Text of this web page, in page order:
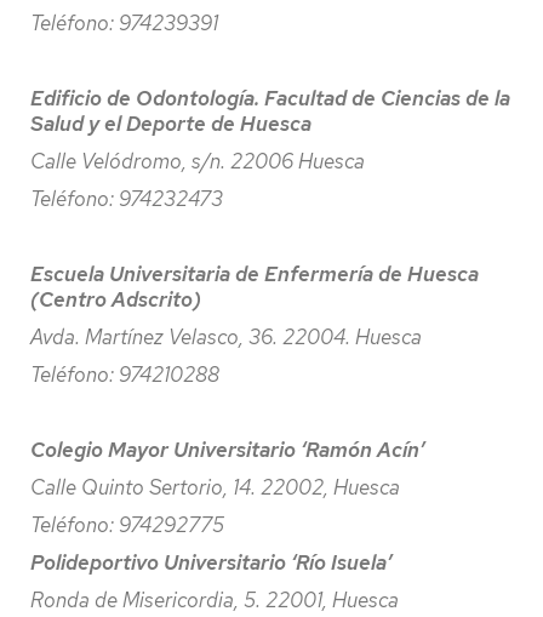
Teléfono: 974239391
Edificio de Odontología. Facultad de Ciencias de la
Salud y el Deporte de Huesca
Calle Velódromo, s/n. 22006 Huesca
Teléfono: 974232473
Escuela Universitaria de Enfermería de Huesca
(Centro Adscrito)
Avda. Martínez Velasco, 36. 22004. Huesca
Teléfono: 974210288
Colegio Mayor Universitario ‘Ramón Acín’
Calle Quinto Sertorio, 14. 22002, Huesca
Teléfono: 974292775
Polideportivo Universitario ‘Río Isuela’
Ronda de Misericordia, 5. 22001, Huesca